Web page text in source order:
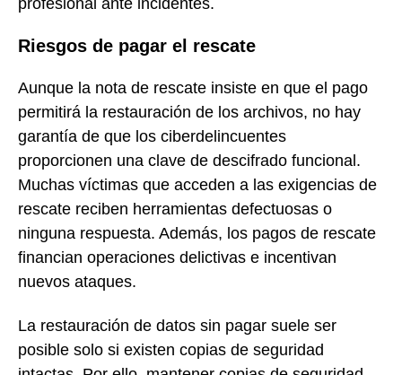
Riesgos de pagar el rescate
Aunque la nota de rescate insiste en que el pago
permitirá la restauración de los archivos, no hay
garantía de que los ciberdelincuentes
proporcionen una clave de descifrado funcional.
Muchas víctimas que acceden a las exigencias de
rescate reciben herramientas defectuosas o
ninguna respuesta. Además, los pagos de rescate
financian operaciones delictivas e incentivan
nuevos ataques.
La restauración de datos sin pagar suele ser
posible solo si existen copias de seguridad